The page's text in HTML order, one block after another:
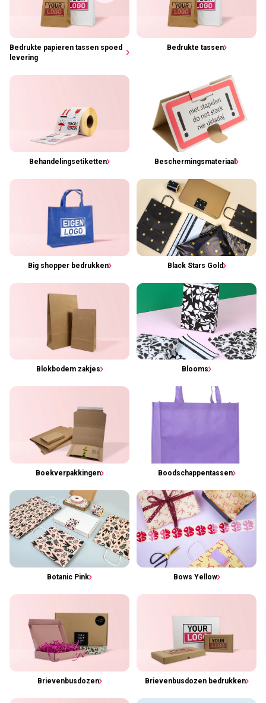
Bedrukte papieren tassen spoed
levering
Bedrukte tassen
Behandelingsetiketten Beschermingsmateriaal
Big shopper bedrukken Black Stars Gold
Blokbodem zakjes Blooms
Boekverpakkingen Boodschappentassen
Botanic Pink Bows Yellow
Brievenbusdozen Brievenbusdozen bedrukken